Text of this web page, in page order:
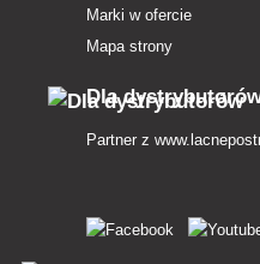
Marki w ofercie
Mapa strony
Dla
Partner z